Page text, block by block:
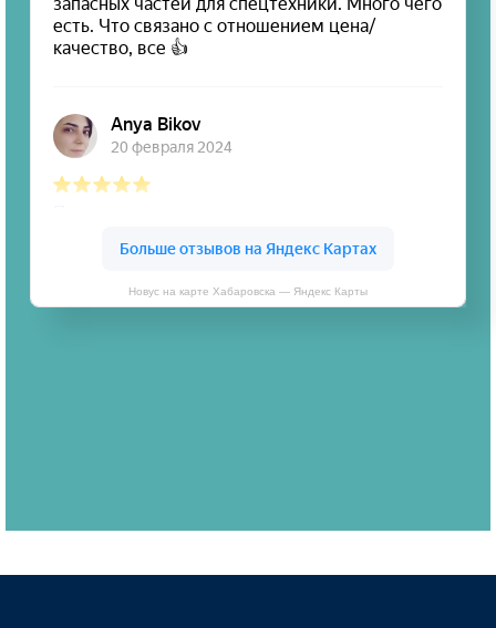
Новус на карте Хабаровска — Яндекс Карты